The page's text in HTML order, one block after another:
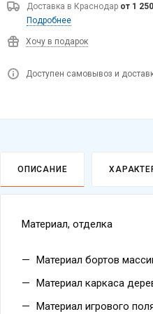
Доставка в Краснодар от 1
Подробнее
Хочу в подарок
Доступен самовывоз и
ОПИСАНИЕ
Материал, отделка
Материал бортов
Материал каркаса
Материал игрового